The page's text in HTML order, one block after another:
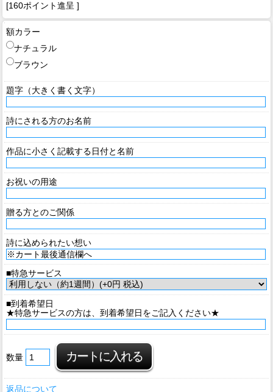
[160ポイント進呈 ]
額カラー
ナチュラル
ブラウン
題字（大きく書く文字）
詩にされる方のお名前
作品に小さく記載する日付と名前
お祝いの用途
贈る方とのご関係
詩に込められたい想い
■特急サービス
■到着希望日
★特急サービスの方は、到着希望日をご記入ください★
数量
返品について